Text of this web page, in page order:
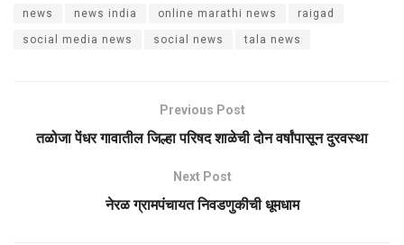
news news india online marathi news raigad
social media news social news tala news
Previous Post
तळोजा पेंधर गावातील जिल्हा परिषद शाळेची दोन वर्षांपासून दुरवस्था
Next Post
नेरळ ग्रामपंचायत निवडणुकीची धूमधाम